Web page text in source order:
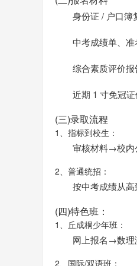
身份证 / 户口簿
中考成绩单、
综合素质评价
近期 1 寸免冠证
(三)录取流程
1、指标到校生：
审核材料→校内
2、普通统招：
按中考成绩从
(四)特色班：
1、丘成桐少年班：
网上报名→数
2、国际/双语班：